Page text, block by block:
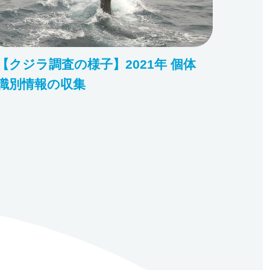
クジラ調査の様子】2021年 個体
別情報の収集